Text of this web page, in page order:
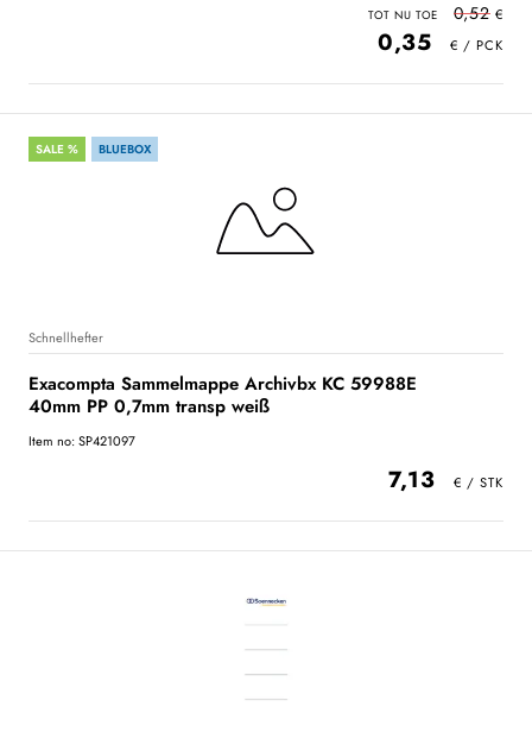
0,52
0,35
SALE % BLUEBOX
Schnellhefter
Exacompta Sammelmappe Archivbx KC 59988E
40mm PP 0,7mm transp weiß
Item no: SP421097
7,13